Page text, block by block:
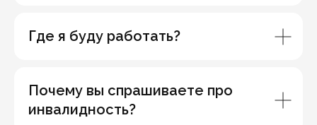
Где я буду работать?
Почему вы спрашиваете про
инвалидность?